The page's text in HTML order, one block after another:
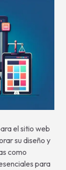
el sitio web
su diseño y
como
para